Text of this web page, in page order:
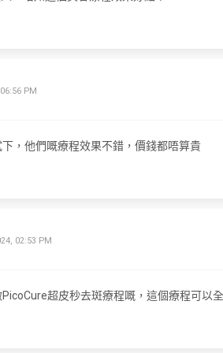
PM
，他們嘅療程效果不錯，價錢都唔算貴
02:53 PM
超皮秒去斑療程嘅，這個療程可以